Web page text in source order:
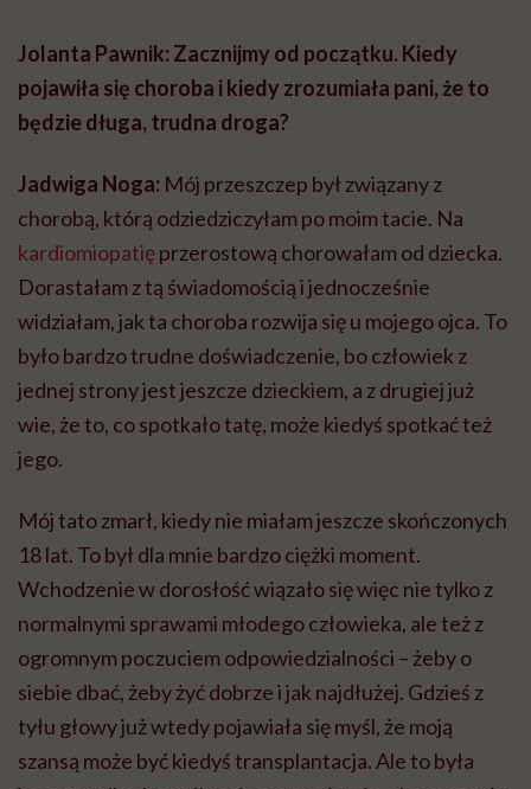
Jolanta Pawnik: Zacznijmy od początku. Kiedy
pojawiła się choroba i kiedy zrozumiała pani, że to
będzie długa, trudna droga?
Jadwiga Noga: Mój przeszczep był związany z
chorobą, którą odziedziczyłam po moim tacie. Na
kardiomiopatięprzerostową chorowałam od dziecka.
Dorastałam z tą świadomością i jednocześnie
widziałam, jak ta choroba rozwija się u mojego ojca. To
było bardzo trudne doświadczenie, bo człowiek z
jednej strony jest jeszcze dzieckiem, a z drugiej już
wie, że to, co spotkało tatę, może kiedyś spotkać też
jego.
Mój tato zmarł, kiedy nie miałam jeszcze skończonych
18 lat. To był dla mnie bardzo ciężki moment.
Wchodzenie w dorosłość wiązało się więc nie tylko z
normalnymi sprawami młodego człowieka, ale też z
ogromnym poczuciem odpowiedzialności – żeby o
siebie dbać, żeby żyć dobrze i jak najdłużej. Gdzieś z
tyłu głowy już wtedy pojawiała się myśl, że moją
szansą może być kiedyś transplantacja. Ale to była